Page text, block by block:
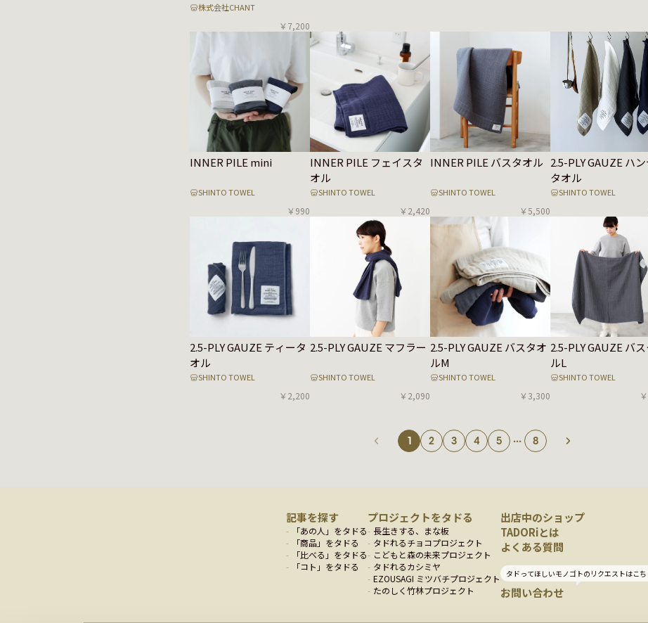
株式会社CHANT
￥7,200
INNER PILE mini
SHINTO TOWEL
￥990
INNER PILE フェイスタ
オル
SHINTO TOWEL
￥2,420
INNER PILE バスタオル
SHINTO TOWEL
￥5,500
2.5-PLY GAUZE ハ
タオル
SHINTO TOWEL
2.5-PLY GAUZE ティータ
オル
SHINTO TOWEL
￥2,200
2.5-PLY GAUZE マフラー
SHINTO TOWEL
￥2,090
2.5-PLY GAUZE バスタオ
ルM
SHINTO TOWEL
￥3,300
2.5-PLY GAUZE バ
ルL
SHINTO TOWEL
1 2 3 4 5 ... 8
記事を探す
「あの人 」をタドる
「商品」をタドる
「比べる 」をタドる
「コト 」をタドる
プロジェクトをタドる
長生きする、まな板
タドれるチョコプロジェクト
こどもと森の未来プロジェクト
タドれるカシミヤ
EZOUSAGI ミツバチプロジェクト
たのしく竹林プロジェクト
出店中のショップ
TADORiとは
よくある質問
タドってほしいモノゴトのリクエストはこち
お問い合わせ